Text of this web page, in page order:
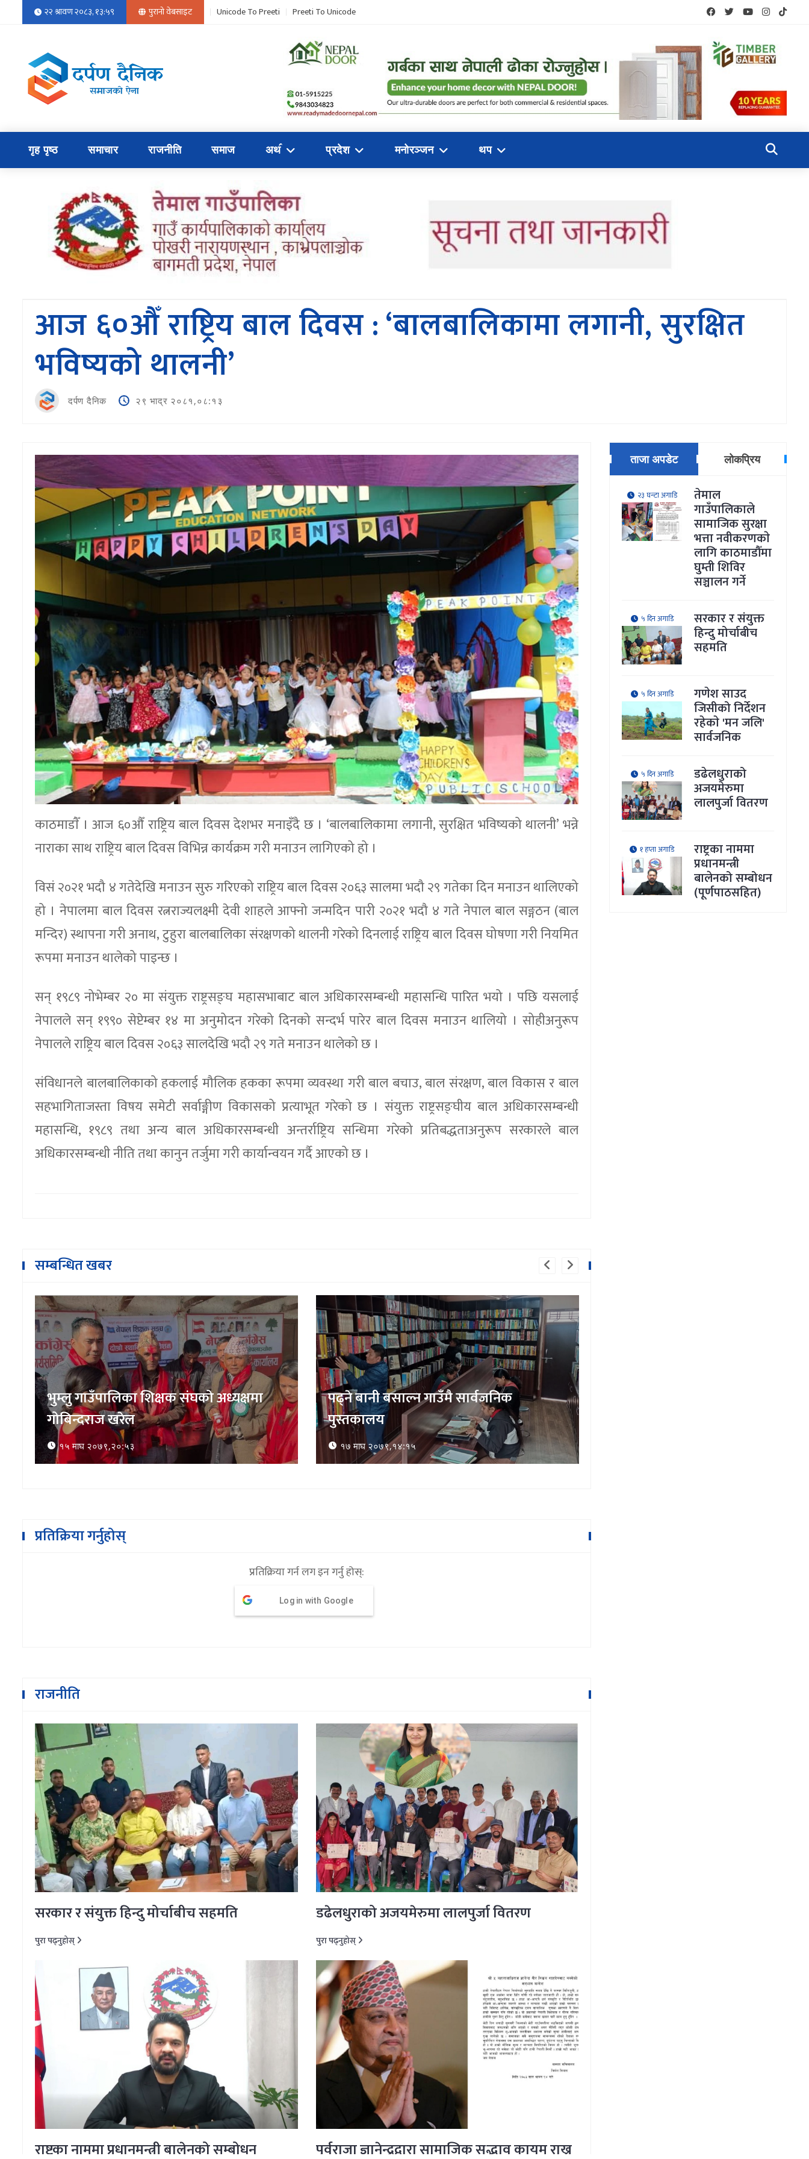
२२ श्रावण २०८३, १३:५९ पुरानो वेबसाइट Unicode To Preeti Preeti To Unicode
गृह पृष्ठ समाचार राजनीति समाज अथ॔ प्रदेश मनोरञ्जन थप
आज ६०औँ राष्ट्रिय बाल दिवस : ‘बालबालिकामा लगानी, सुरक्षित
भविष्यको थालनी’
दर्पण दैनिक २९ भाद्र २०८१,०८:१३
काठमाडाैँ । आज ६०औँ राष्ट्रिय बाल दिवस देशभर मनाइँदै छ । ‘बालबालिकामा लगानी, सुरक्षित भविष्यको थालनी’ भन्ने
नाराका साथ राष्ट्रिय बाल दिवस विभिन्न कार्यक्रम गरी मनाउन लागिएको हो ।
विसं २०२१ भदौ ४ गतेदेखि मनाउन सुरु गरिएको राष्ट्रिय बाल दिवस २०६३ सालमा भदौ २९ गतेका दिन मनाउन थालिएको
हो । नेपालमा बाल दिवस रत्नराज्यलक्ष्मी देवी शाहले आफ्नो जन्मदिन पारी २०२१ भदौ ४ गते नेपाल बाल सङ्गठन (बाल
मन्दिर) स्थापना गरी अनाथ, टुहुरा बालबालिका संरक्षणको थालनी गरेको दिनलाई राष्ट्रिय बाल दिवस घोषणा गरी नियमित
रूपमा मनाउन थालेको पाइन्छ ।
सन् १९८९ नोभेम्बर २० मा संयुक्त राष्ट्रसङ्घ महासभाबाट बाल अधिकारसम्बन्धी महासन्धि पारित भयो । पछि यसलाई
नेपालले सन् १९९० सेप्टेम्बर १४ मा अनुमोदन गरेको दिनको सन्दर्भ पारेर बाल दिवस मनाउन थालियो । सोहीअनुरूप
नेपालले राष्ट्रिय बाल दिवस २०६३ सालदेखि भदौ २९ गते मनाउन थालेको छ ।
संविधानले बालबालिकाको हकलाई मौलिक हकका रूपमा व्यवस्था गरी बाल बचाउ, बाल संरक्षण, बाल विकास र बाल
सहभागिताजस्ता विषय समेटी सर्वाङ्गीण विकासको प्रत्याभूत गरेको छ । संयुक्त राष्ट्रसङ्घीय बाल अधिकारसम्बन्धी
महासन्धि, १९८९ तथा अन्य बाल अधिकारसम्बन्धी अन्तर्राष्ट्रिय सन्धिमा गरेको प्रतिबद्धताअनुरूप सरकारले बाल
अधिकारसम्बन्धी नीति तथा कानुन तर्जुमा गरी कार्यान्वयन गर्दै आएको छ ।
सम्बन्धित खबर
पढ्ने बानी बसाल्न गाउँमै सार्वजनिक
पुस्तकालय
१७ माघ २०७९,१४:१५
प्रतिक्रिया गर्नुहोस्
प्रतिक्रिया गर्न लग इन गर्नु होस्:
Log in with Google
राजनीति
सरकार र संयुक्त हिन्दु मोर्चाबीच सहमति
पुरा पढ्नुहोस्
डढेलधुराको अजयमेरुमा लालपुर्जा वितरण
पुरा पढ्नुहोस्
राष्ट्रका नाममा प्रधानमन्त्री बालेनको सम्बोधन पूर्वराजा ज्ञानेन्द्रद्वारा सामाजिक सद्भाव कायम राख्न
ताजा अपडेट लोकप्रिय
२३ घन्टा अगाडि तेमाल
गाउँपालिकाले
सामाजिक सुरक्षा
भत्ता नवीकरणकाे
लागि काठमाडौँमा
घुम्ती शिविर
सञ्चालन गर्ने
५ दिन अगाडि सरकार र संयुक्त
हिन्दु मोर्चाबीच
सहमति
५ दिन अगाडि गणेश साउद
जिसीको निर्देशन
रहेकाे 'मन जलि'
सार्वजनिक
५ दिन अगाडि डढेलधुराको
अजयमेरुमा
लालपुर्जा वितरण
१ हप्ता अगाडि राष्ट्रका नाममा
प्रधानमन्त्री
बालेनको सम्बोधन
(पूर्णपाठसहित)